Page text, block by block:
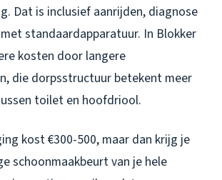
Dat is inclusief aanrijden, diagnose
standaardapparatuur. In Blokker
kosten door langere
die dorpsstructuur betekent meer
toilet en hoofdriool.
kost €300-500, maar dan krijg je
schoonmaakbeurt van je hele